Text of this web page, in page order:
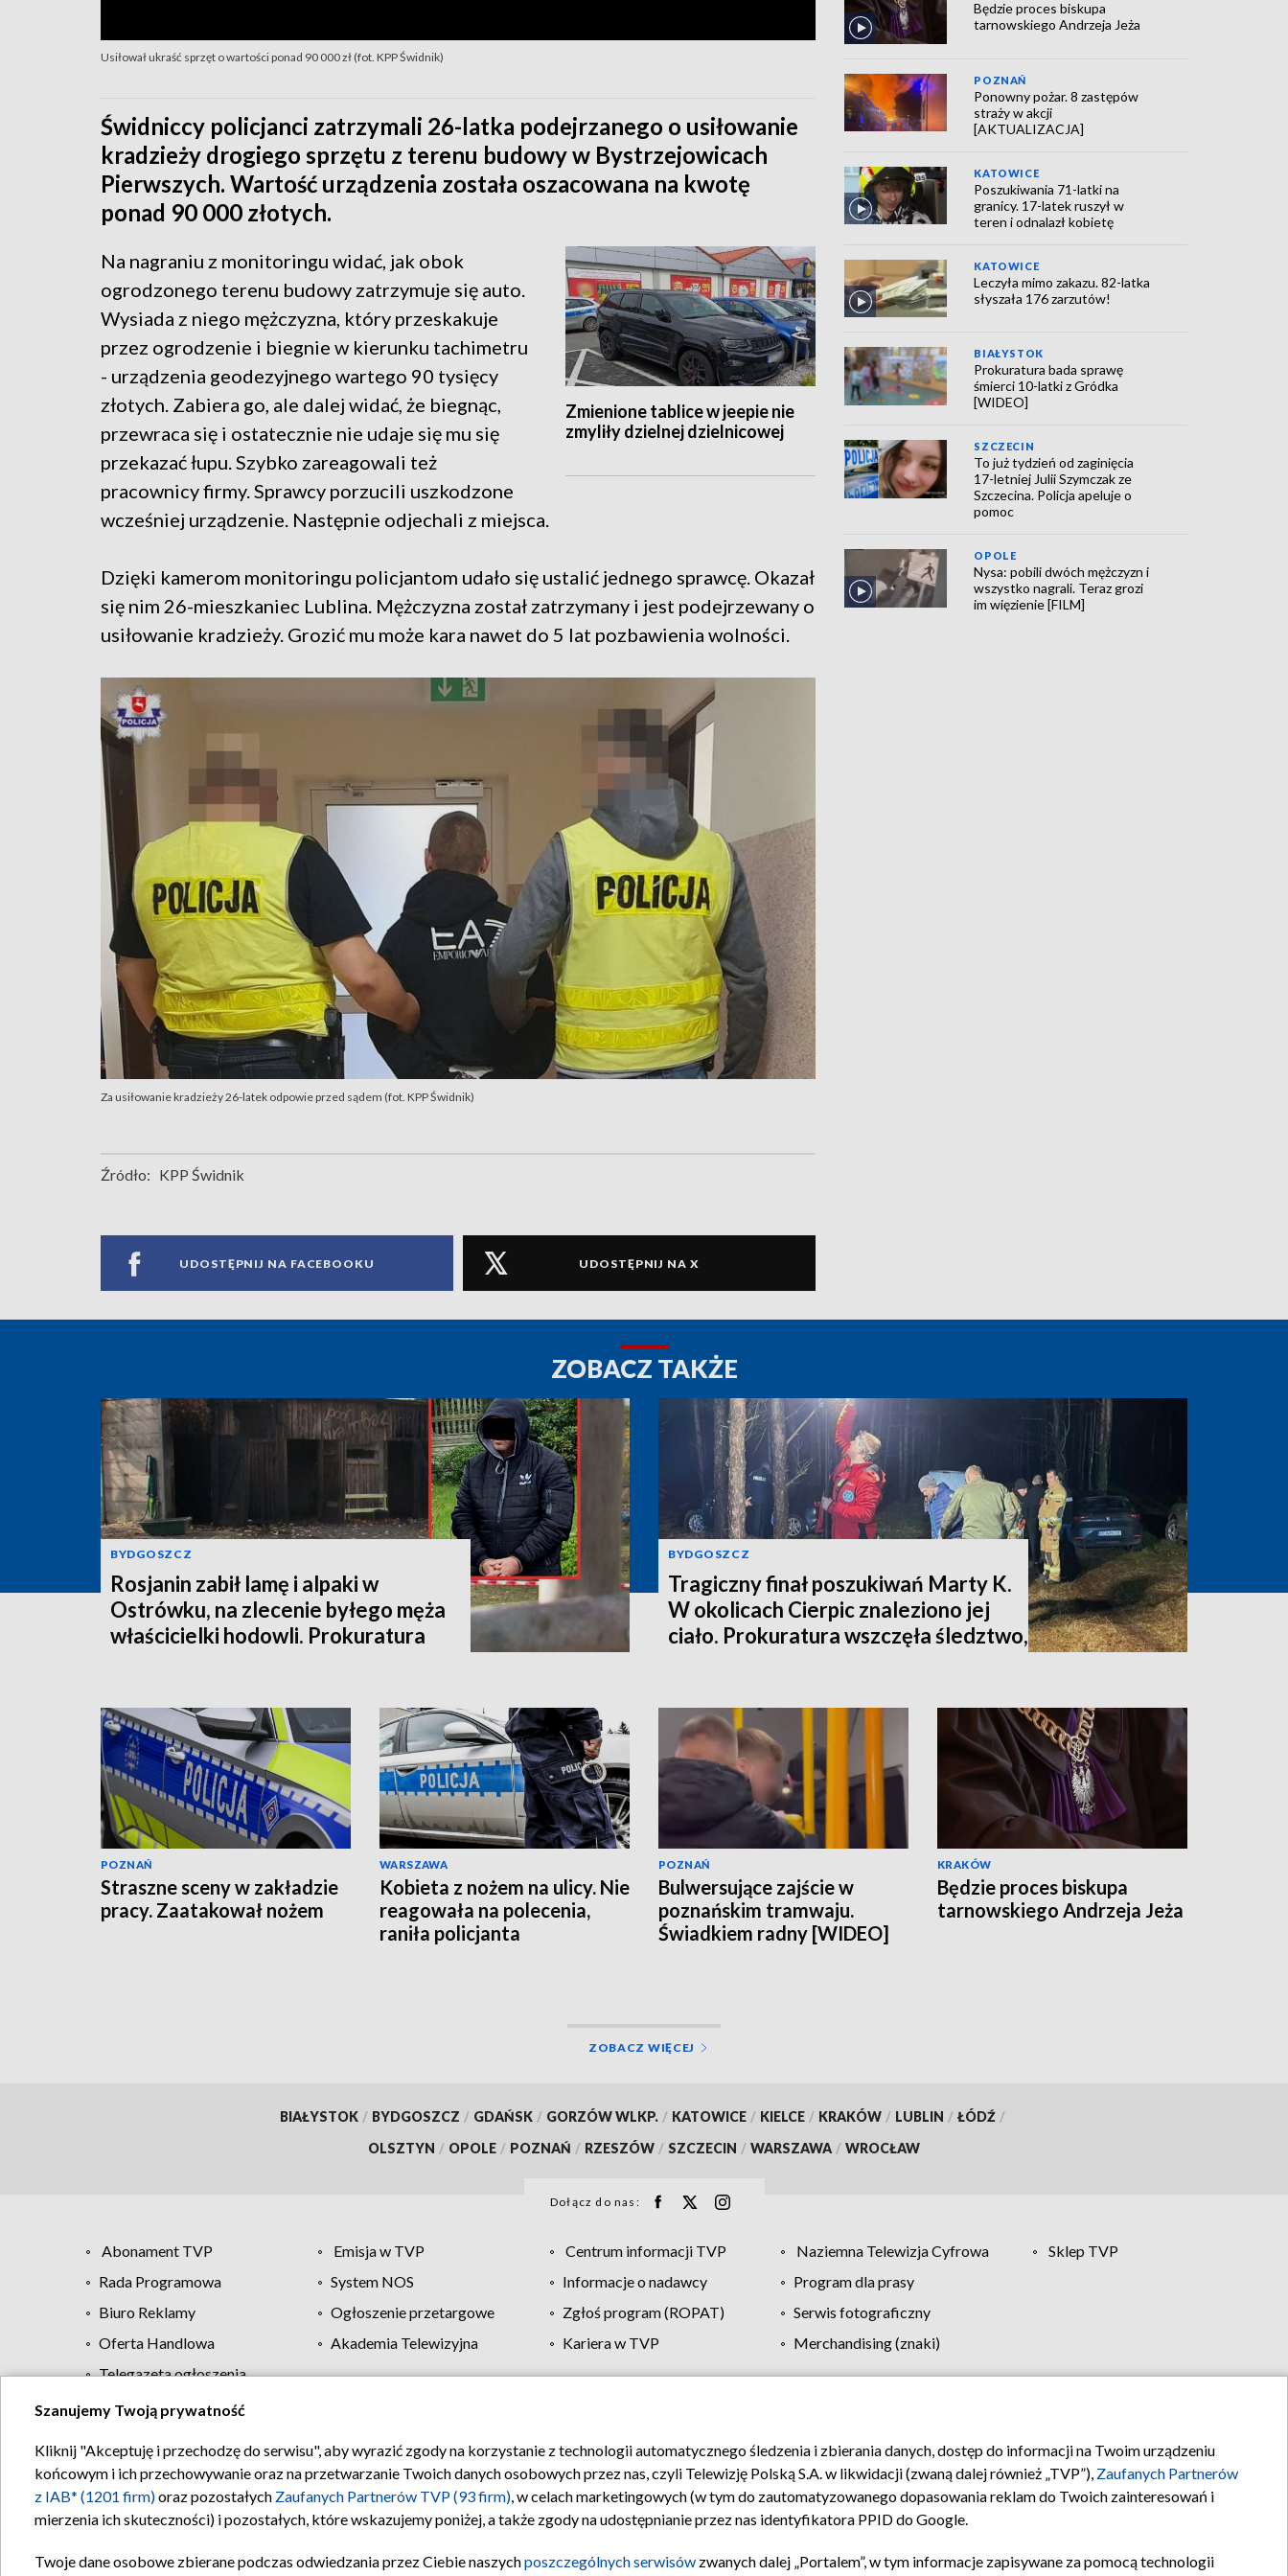
Usiłował ukraść sprzęt o wartości ponad 90 000 zł (fot. KPP Świdnik)
Świdniccy policjanci zatrzymali 26-latka podejrzanego o usiłowanie
kradzieży drogiego sprzętu z terenu budowy w Bystrzejowicach
Pierwszych. Wartość urządzenia została oszacowana na kwotę
ponad 90 000 złotych.
Zmienione tablice w jeepie nie
zmyliły dzielnej dzielnicowej
Na nagraniu z monitoringu widać, jak obok
ogrodzonego terenu budowy zatrzymuje się auto.
Wysiada z niego mężczyzna, który przeskakuje
przez ogrodzenie i biegnie w kierunku tachimetru
- urządzenia geodezyjnego wartego 90 tysięcy
złotych. Zabiera go, ale dalej widać, że biegnąc,
przewraca się i ostatecznie nie udaje się mu się
przekazać łupu. Szybko zareagowali też
pracownicy firmy. Sprawcy porzucili uszkodzone
wcześniej urządzenie. Następnie odjechali z miejsca.
Dzięki kamerom monitoringu policjantom udało się ustalić jednego sprawcę. Okazał
się nim 26-mieszkaniec Lublina. Mężczyzna został zatrzymany i jest podejrzewany o
usiłowanie kradzieży. Grozić mu może kara nawet do 5 lat pozbawienia wolności.
Za usiłowanie kradzieży 26-latek odpowie przed sądem (fot. KPP Świdnik)
Źródło: KPP Świdnik
UDOSTĘPNIJ NA FACEBOOKU UDOSTĘPNIJ NA X
Będzie proces biskupa
tarnowskiego Andrzeja Jeża
POZNAŃ
Ponowny pożar. 8 zastępów
straży w akcji
[AKTUALIZACJA]
KATOWICE
Poszukiwania 71-latki na
granicy. 17-latek ruszył w
teren i odnalazł kobietę
KATOWICE
Leczyła mimo zakazu. 82-latka
słyszała 176 zarzutów!
BIAŁYSTOK
Prokuratura bada sprawę
śmierci 10-latki z Gródka
[WIDEO]
SZCZECIN
To już tydzień od zaginięcia
17-letniej Julii Szymczak ze
Szczecina. Policja apeluje o
pomoc
OPOLE
Nysa: pobili dwóch mężczyzn i
wszystko nagrali. Teraz grozi
im więzienie [FILM]
ZOBACZ TAKŻE
BYDGOSZCZ
Rosjanin zabił lamę i alpaki w
Ostrówku, na zlecenie byłego męża
właścicielki hodowli. Prokuratura
BYDGOSZCZ
Tragiczny finał poszukiwań Marty K.
W okolicach Cierpic znaleziono jej
ciało. Prokuratura wszczęła śledztwo,
POZNAŃ
Straszne sceny w zakładzie
pracy. Zaatakował nożem
WARSZAWA
Kobieta z nożem na ulicy. Nie
reagowała na polecenia,
raniła policjanta
POZNAŃ
Bulwersujące zajście w
poznańskim tramwaju.
Świadkiem radny [WIDEO]
KRAKÓW
Będzie proces biskupa
tarnowskiego Andrzeja Jeża
ZOBACZ WIĘCEJ
BIAŁYSTOK / BYDGOSZCZ / GDAŃSK / GORZÓW WLKP. / KATOWICE / KIELCE / KRAKÓW / LUBLIN / ŁÓDŹ /
OLSZTYN / OPOLE / POZNAŃ / RZESZÓW / SZCZECIN / WARSZAWA / WROCŁAW
Dołącz do nas:
Abonament TVP Emisja w TVP Centrum informacji TVP Naziemna Telewizja Cyfrowa
Sklep TVP
Rada Programowa
System NOS Informacje o nadawcy
Program dla prasy
Biuro Reklamy
Ogłoszenie przetargowe Zgłoś program (ROPAT)
Serwis fotograficzny
Oferta Handlowa
Akademia Telewizyjna Kariera w TVP
Merchandising (znaki)
Telegazeta ogłoszenia
Regulamin TVP Polityka prywatności Moje zgody Pomoc Biuro reklamy Kontakt
Szanujemy Twoją prywatność
Kliknij "Akceptuję i przechodzę do serwisu", aby wyrazić zgody na korzystanie z technologii automatycznego śledzenia i zbierania danych, dostęp do informacji na Twoim urządzeniu
końcowym i ich przechowywanie oraz na przetwarzanie Twoich danych osobowych przez nas, czyli Telewizję Polską S.A. w likwidacji (zwaną dalej również „TVP”), Zaufanych Partnerów
z IAB* (1201 firm)oraz pozostałych Zaufanych Partnerów TVP (93 firm), w celach marketingowych (w tym do zautomatyzowanego dopasowania reklam do Twoich zainteresowań i
mierzenia ich skuteczności) i pozostałych, które wskazujemy poniżej, a także zgody na udostępnianie przez nas identyfikatora PPID do Google.
Twoje dane osobowe zbierane podczas odwiedzania przez Ciebie naszychposzczególnych serwisów zwanych dalej „Portalem”, w tym informacje zapisywane za pomocą technologii